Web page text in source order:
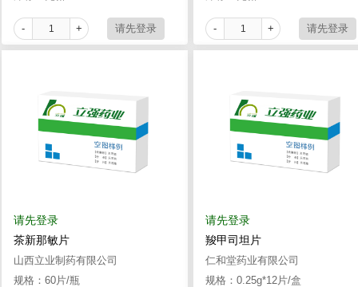
- + - +
请先登录
茶新那敏片
山西立业制药有限公司
规格：60片/瓶
请先登录
羧甲司坦片
仁和堂药业有限公司
规格：0.25g*12片/盒